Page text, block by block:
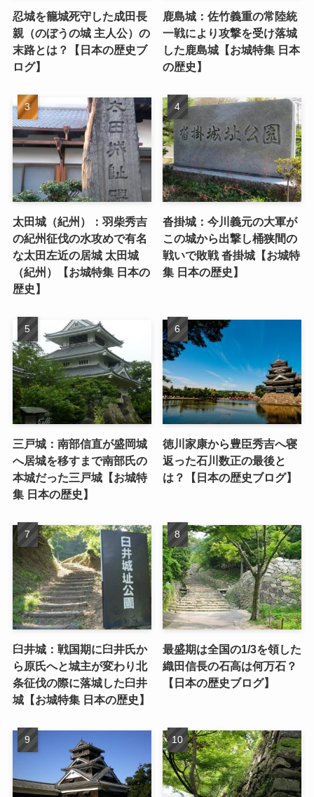
忍城を籠城死守した成田長
親（のぼうの城 主人公）の
末路とは？【日本の歴史ブ
ログ】
鹿島城：佐竹義重の常陸統
一戦により攻撃を受け落城
した鹿島城【お城特集 日本
の歴史】
太田城（紀州）：羽柴秀吉
の紀州征伐の水攻めで有名
な太田左近の居城 太田城
（紀州）【お城特集 日本の
歴史】
沓掛城：今川義元の大軍が
この城から出撃し桶狭間の
戦いで敗戦 沓掛城【お城特
集 日本の歴史】
三戸城：南部信直が盛岡城
へ居城を移すまで南部氏の
本城だった三戸城【お城特
集 日本の歴史】
徳川家康から豊臣秀吉へ寝
返った石川数正の最後と
は？【日本の歴史ブログ】
臼井城：戦国期に臼井氏か
ら原氏へと城主が変わり北
条征伐の際に落城した臼井
城【お城特集 日本の歴史】
最盛期は全国の1/3を領した
織田信長の石高は何万石？
【日本の歴史ブログ】